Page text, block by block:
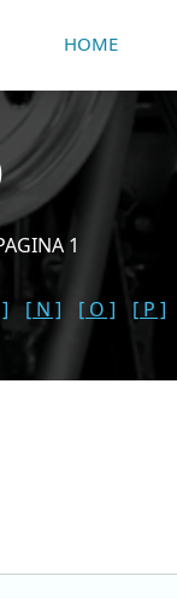
HOME
1
[ N ] [ O ] [ P ]